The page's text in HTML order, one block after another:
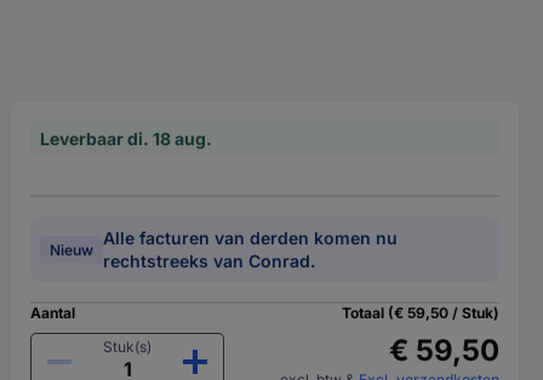
Leverbaar di. 18 aug.
Nieuw
Alle facturen van derden komen nu
rechtstreeks van Conrad.
Aantal
Stuk(s)
Totaal (€ 59,50 / Stuk)
€ 59,50